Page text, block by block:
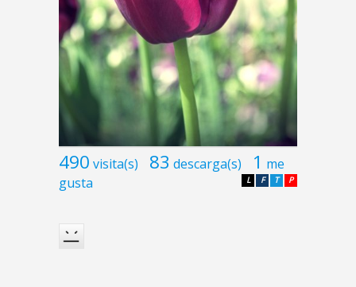
490 visita(s) 83 descarga(s) 1 me
gusta
P
T
F
L